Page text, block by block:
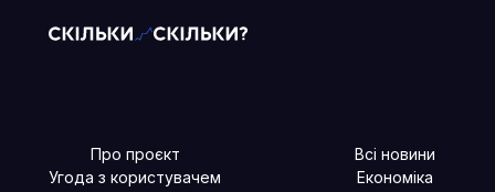
Про проєкт
Угода з користувачем
Всі новини
Економіка